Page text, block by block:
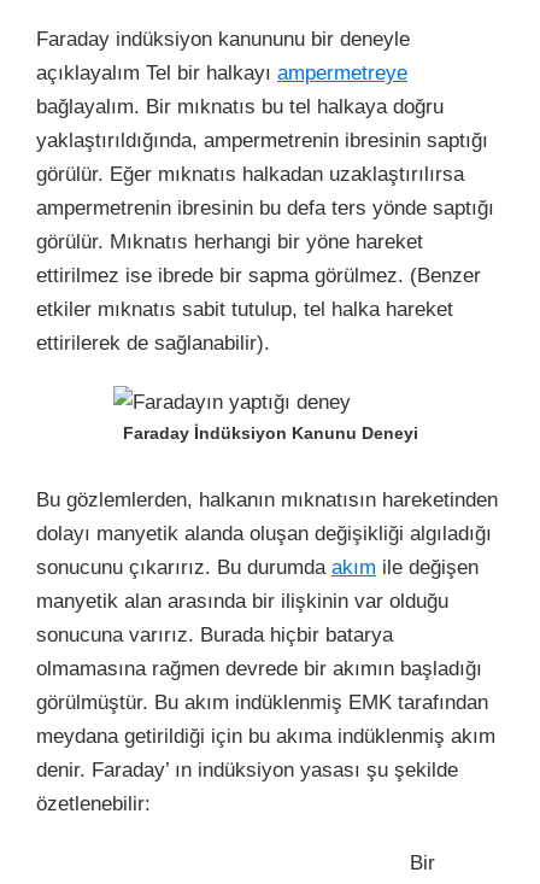
Faraday indüksiyon kanununu bir deneyle
açıklayalım Tel bir halkayı ampermetreye
bağlayalım. Bir mıknatıs bu tel halkaya doğru
yaklaştırıldığında, ampermetrenin ibresinin saptığı
görülür. Eğer mıknatıs halkadan uzaklaştırılırsa
ampermetrenin ibresinin bu defa ters yönde saptığı
görülür. Mıknatıs herhangi bir yöne hareket
ettirilmez ise ibrede bir sapma görülmez. (Benzer
etkiler mıknatıs sabit tutulup, tel halka hareket
ettirilerek de sağlanabilir).
Faraday İndüksiyon Kanunu Deneyi
Bu gözlemlerden, halkanın mıknatısın hareketinden
dolayı manyetik alanda oluşan değişikliği algıladığı
sonucunu çıkarırız. Bu durumda akım ile değişen
manyetik alan arasında bir ilişkinin var olduğu
sonucuna varırız. Burada hiçbir batarya
olmamasına rağmen devrede bir akımın başladığı
görülmüştür. Bu akım indüklenmiş EMK tarafından
meydana getirildiği için bu akıma indüklenmiş akım
denir. Faraday’ ın indüksiyon yasası şu şekilde
özetlenebilir:
Bir